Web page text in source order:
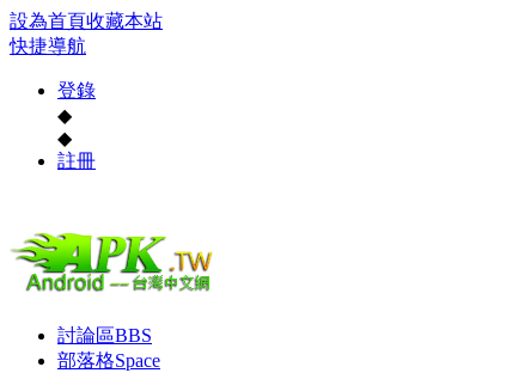
設為首頁收藏本站
快捷導航
登錄
◆
◆
註冊
討論區BBS
部落格Space